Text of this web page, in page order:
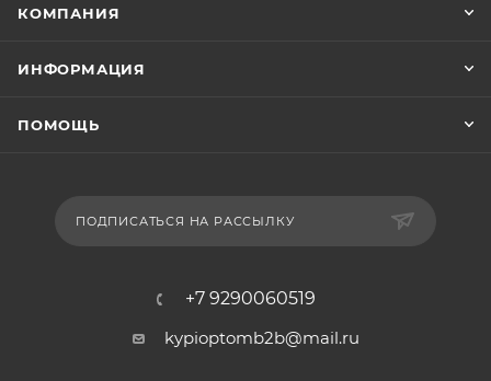
КОМПАНИЯ
ИНФОРМАЦИЯ
ПОМОЩЬ
ПОДПИСАТЬСЯ НА РАССЫЛКУ
+7 9290060519
kypioptomb2b@mail.ru